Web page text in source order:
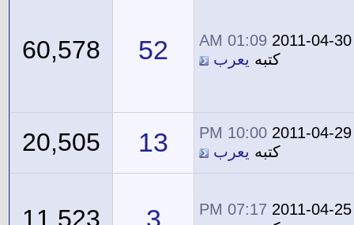
2011-04-30
01:09 AM
كتبه يعرب 52
60,578
2011-04-29
10:00 PM
كتبه يعرب 13
20,505
2011-04-25
07:17 PM
3
11,523